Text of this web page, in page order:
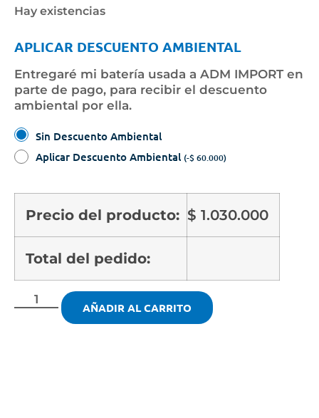
Hay existencias
APLICAR DESCUENTO AMBIENTAL
Entregaré mi batería usada a ADM IMPORT en
parte de pago, para recibir el descuento
ambiental por ella.
Sin Descuento Ambiental
Aplicar Descuento Ambiental (-$60.000)
Precio del producto: $ 1.030.000
Total del pedido:
AÑADIR AL CARRITO